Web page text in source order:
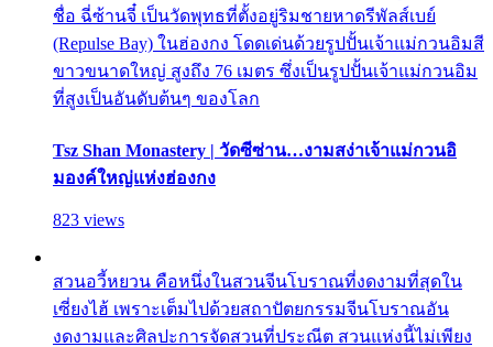
ชื่อ ฉี่ซ้านจี๋ เป็นวัดพุทธที่ตั้งอยู่ริมชายหาดรีพัลส์เบย์
(Repulse Bay) ในฮ่องกง โดดเด่นด้วยรูปปั้นเจ้าแม่กวนอิมสี
ขาวขนาดใหญ่ สูงถึง 76 เมตร ซึ่งเป็นรูปปั้นเจ้าแม่กวนอิม
ที่สูงเป็นอันดับต้นๆ ของโลก
Tsz Shan Monastery | วัดซีซ่าน…งามสง่าเจ้าแม่กวนอิ
มองค์ใหญ่แห่งฮ่องกง
823 views
สวนอวี้หยวน คือหนึ่งในสวนจีนโบราณที่งดงามที่สุดใน
เซี่ยงไฮ้ เพราะเต็มไปด้วยสถาปัตยกรรมจีนโบราณอัน
งดงามและศิลปะการจัดสวนที่ประณีต สวนแห่งนี้ไม่เพียง